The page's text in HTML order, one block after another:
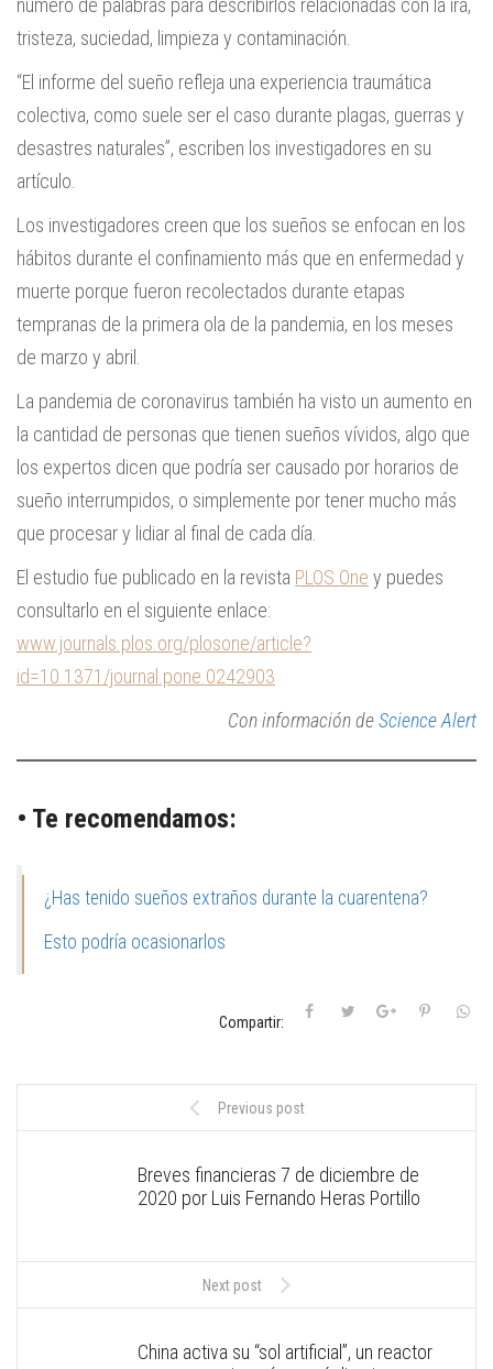
número de palabras para describirlos relacionadas con la ira,
tristeza, suciedad, limpieza y contaminación.
“El informe del sueño refleja una experiencia traumática
colectiva, como suele ser el caso durante plagas, guerras y
desastres naturales”, escriben los investigadores en su
artículo.
Los investigadores creen que los sueños se enfocan en los
hábitos durante el confinamiento más que en enfermedad y
muerte porque fueron recolectados durante etapas
tempranas de la primera ola de la pandemia, en los meses
de marzo y abril.
La pandemia de coronavirus también ha visto un aumento en
la cantidad de personas que tienen sueños vívidos, algo que
los expertos dicen que podría ser causado por horarios de
sueño interrumpidos, o simplemente por tener mucho más
que procesar y lidiar al final de cada día.
El estudio fue publicado en la revista PLOS One y puedes
consultarlo en el siguiente enlace:
www.journals.plos.org/plosone/article?
id=10.1371/journal.pone.0242903
Con información deScience Alert
• Te recomendamos:
¿Has tenido sueños extraños durante la cuarentena?
Esto podría ocasionarlos
Compartir:
Previous post
Breves financieras 7 de diciembre de
2020 por Luis Fernando Heras Portillo
Next post
China activa su “sol artificial”, un reactor